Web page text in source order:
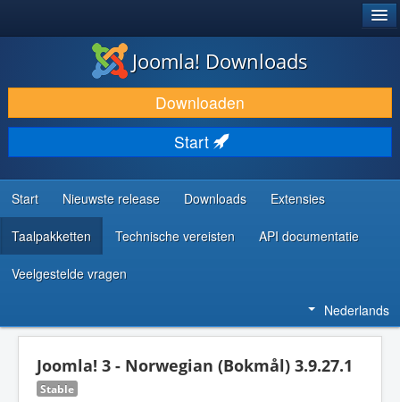
DOWNLOAD & BREID UIT
ONTDEK & LEER
COMMUNITY & ONDERSTEUNING
ONTWIKKELAARSBRONNEN
Joomla! Downloads
Downloaden
Start
Start Nieuwste release Downloads Extensies
Taalpakketten Technische vereisten API documentatie
Veelgestelde vragen
Nederlands
Joomla! 3 - Norwegian (Bokmål) 3.9.27.1
Stable